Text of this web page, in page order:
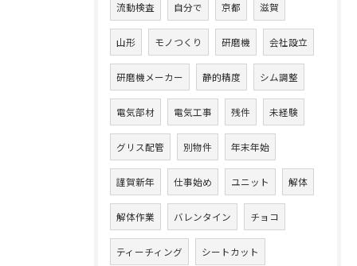
流動検査 自分で 京都 滋賀
山形 モノつくり 研磨機 会社設立
研磨機メーカー 静的精度 シム調整
電気部材 電気工事 残件 未経験
グリス配管 別物件 年末年始
謹賀新年 仕事始め ユニット 解体
解体作業 バレンタイン チョコ
ティーチィング シートカット